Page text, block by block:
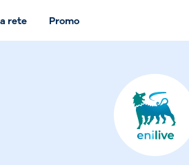
rete Promo